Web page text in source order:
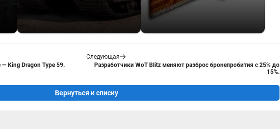
— King Dragon Type 59.
Следующая
Разработчики WoT Blitz меняют разброс бронепробития с 25% до
15%.
Вернуться к списку